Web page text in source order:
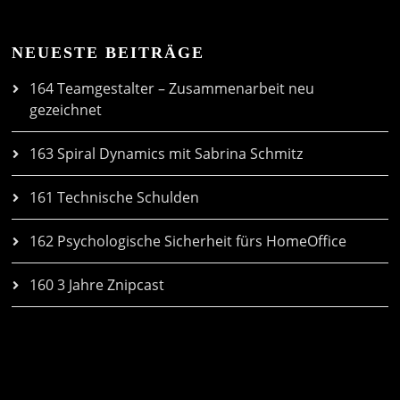
NEUESTE BEITRÄGE
164 Teamgestalter – Zusammenarbeit neu
gezeichnet
163 Spiral Dynamics mit Sabrina Schmitz
161 Technische Schulden
162 Psychologische Sicherheit fürs HomeOffice
160 3 Jahre Znipcast